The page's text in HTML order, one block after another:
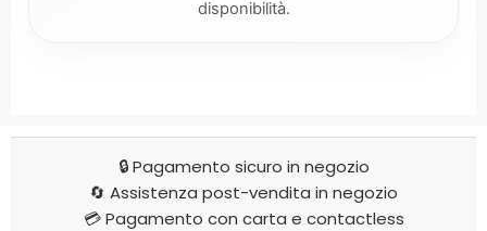
disponibilità.
🔒 Pagamento sicuro in negozio
🔄 Assistenza post-vendita in negozio
💳 Pagamento con carta e contactless